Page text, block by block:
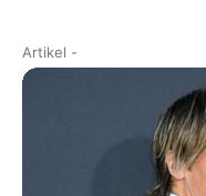
Artikel -